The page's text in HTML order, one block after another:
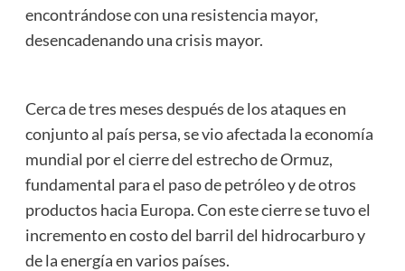
encontrándose con una resistencia mayor,
desencadenando una crisis mayor.
Cerca de tres meses después de los ataques en
conjunto al país persa, se vio afectada la economía
mundial por el cierre del estrecho de Ormuz,
fundamental para el paso de petróleo y de otros
productos hacia Europa. Con este cierre se tuvo el
incremento en costo del barril del hidrocarburo y
de la energía en varios países.